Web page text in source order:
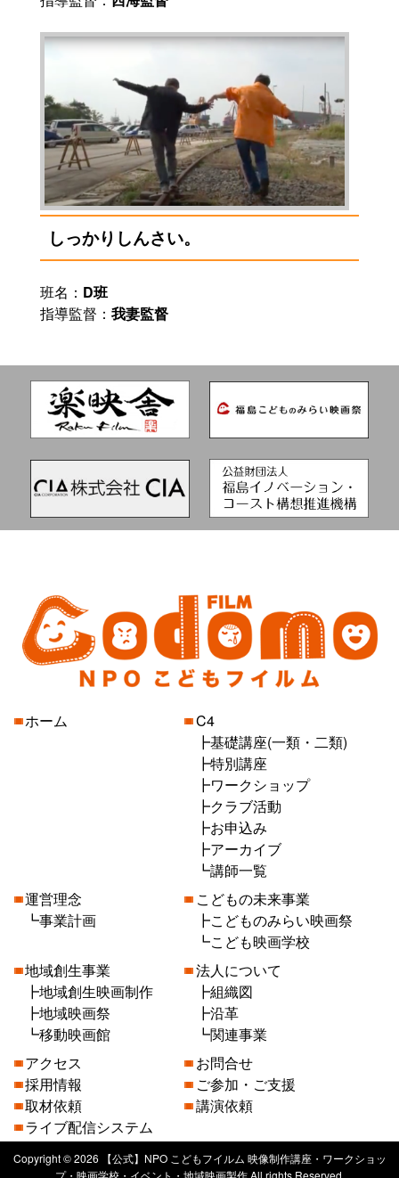
しっかりしんさい。
班名： D班
指導監督： 我妻監督
ホーム
C4
基礎講座(一類・二類)
特別講座
ワークショップ
クラブ活動
お申込み
アーカイブ
講師一覧
運営理念
事業計画
こどもの未来事業
こどものみらい映画祭
こども映画学校
地域創生事業
地域創生映画制作
地域映画祭
移動映画館
法人について
組織図
沿革
関連事業
アクセス
お問合せ
採用情報
ご参加・ご支援
取材依頼
講演依頼
ライブ配信システム
Copyright © 2026 【公式】NPO こどもフイルム 映像制作講座・ワークショッ
プ・映画学校・イベント・地域映画製作 All rights Reserved.